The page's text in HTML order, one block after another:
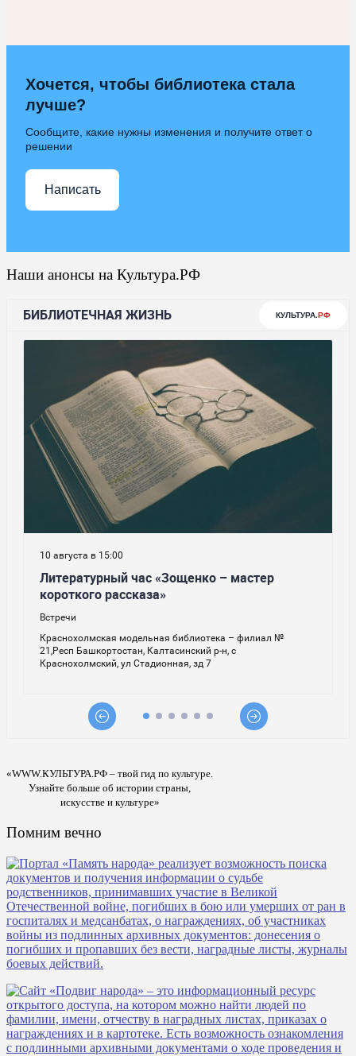
Хочется, чтобы библиотека стала
лучше?
Сообщите, какие нужны изменения и получите ответ о
решении
Написать
Наши анонсы на Культура.РФ
«WWW.КУЛЬТУРА.РФ – твой гид по культуре.
Узнайте больше об истории страны,
искусстве и культуре»
Помним вечно